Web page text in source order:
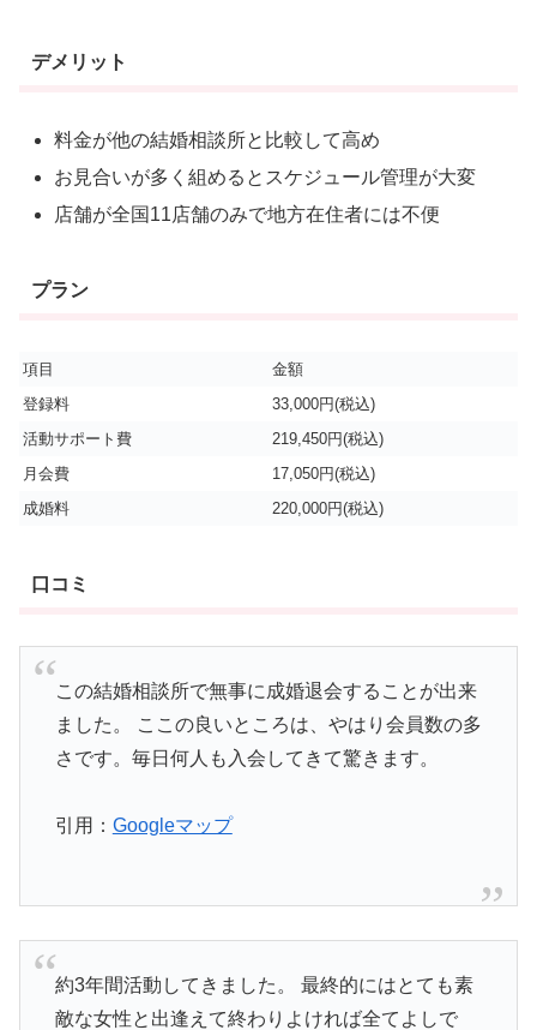
デメリット
料金が他の結婚相談所と比較して高め
お見合いが多く組めるとスケジュール管理が大変
店舗が全国11店舗のみで地方在住者には不便
プラン
項目
金額
登録料
33,000円(税込)
活動サポート費
219,450円(税込)
月会費
17,050円(税込)
成婚料
220,000円(税込)
口コミ
この結婚相談所で無事に成婚退会することが出来
ました。 ここの良いところは、やはり会員数の多
さです。毎日何人も入会してきて驚きます。
引用： Googleマップ
約3年間活動してきました。 最終的にはとても素
敵な女性と出逢えて終わりよければ全てよしで